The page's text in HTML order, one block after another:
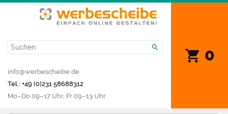
0
info@werbescheibe.de
Tel.: +49 (0)231 58688312
Mo­–Do 09–17 Uhr, Fr 09–13 Uhr